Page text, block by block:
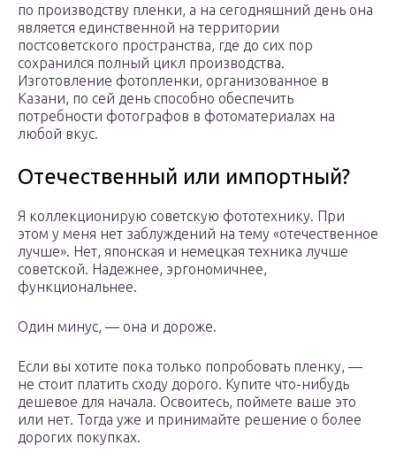
по производству пленки, а на сегодняшний день она
является единственной на территории
постсоветского пространства, где до сих пор
сохранился полный цикл производства.
Изготовление фотопленки, организованное в
Казани, по сей день способно обеспечить
потребности фотографов в фотоматериалах на
любой вкус.
Отечественный или импортный?
Я коллекционирую советскую фототехнику. При
этом у меня нет заблуждений на тему «отечественное
лучше». Нет, японская и немецкая техника лучше
советской. Надежнее, эргономичнее,
функциональнее.
Один минус, — она и дороже.
Если вы хотите пока только попробовать пленку, —
не стоит платить сходу дорого. Купите что-нибудь
дешевое для начала. Освоитесь, поймете ваше это
или нет. Тогда уже и принимайте решение о более
дорогих покупках.